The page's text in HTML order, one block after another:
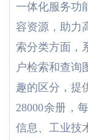
一体化服务功
容资源，助力
索分类方面，
户检索和查询
趣的区分，提
28000余册，
信息、工业技